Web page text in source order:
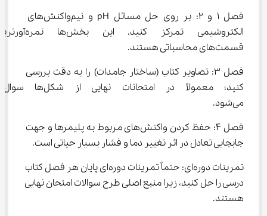
فصل ۱ و ۲: بر روی حل مسائل pH و نیم‌واکنش‌های
الکتروشیمی تمرکز کنید. این بخش‌ها
قسمت‌های محاسباتی هستند.
فصل ۳: تصاویر کتاب (ساختار جامدات) را به دقت بررسی
کنید؛ معمولاً در امتحانات
می‌شود.
فصل ۴: حفظ کردن واکنش‌های مربوط به پلیمرها و جهت
جابجایی تعادل در اثر تغییر دما و فشار بسیار حیاتی است.
تمرینات دوره‌ای: حتماً تمرینات دوره‌ای پایان هر فصل کتاب
درسی را حل کنید، زیرا منبع اصلی طرح سوالات امتحان نهایی
هستند.